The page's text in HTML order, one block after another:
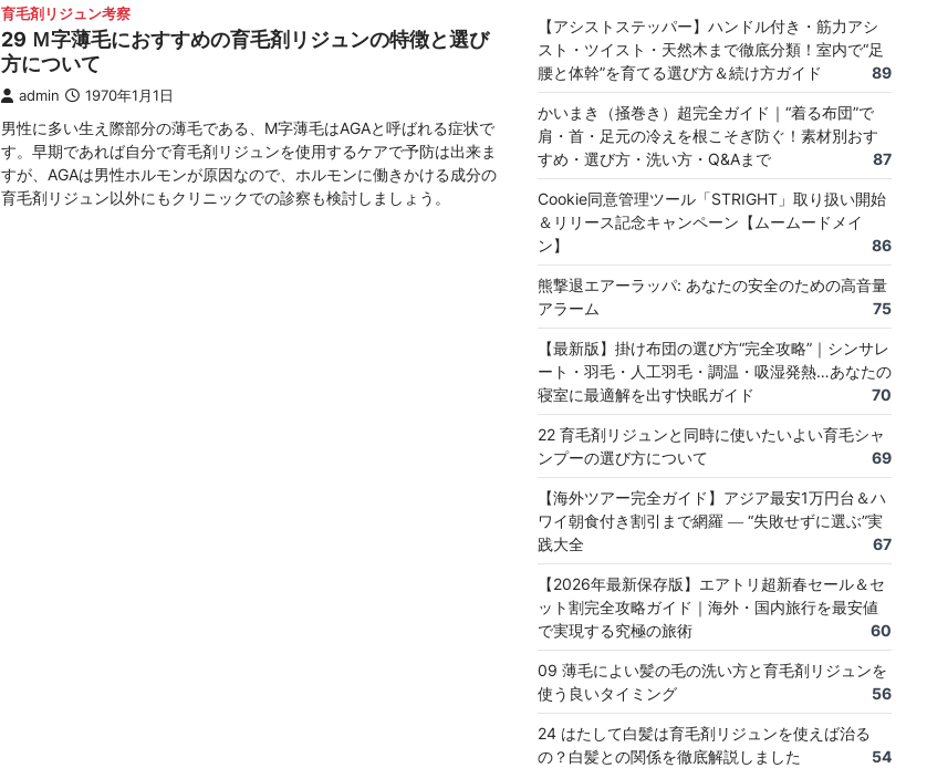
育毛剤リジュン考察
29 Ｍ字薄毛におすすめの育毛剤リジュンの特徴と選び
方について
admin 1970年1月1日
男性に多い生え際部分の薄毛である、M字薄毛はAGAと呼ばれる症状で
す。早期であれば自分で育毛剤リジュンを使用するケアで予防は出来ま
すが、AGAは男性ホルモンが原因なので、ホルモンに働きかける成分の
育毛剤リジュン以外にもクリニックでの診察も検討しましょう。
【アシストステッパー】ハンドル付き・筋力アシ
スト・ツイスト・天然木まで徹底分類！室内で“足
腰と体幹”を育てる選び方＆続け方ガイド
89
かいまき（掻巻き）超完全ガイド｜“着る布団”で
肩・首・足元の冷えを根こそぎ防ぐ！素材別おす
すめ・選び方・洗い方・Q&Aまで
87
Cookie同意管理ツール「STRIGHT」取り扱い開始
＆リリース記念キャンペーン【ムームードメイ
ン】
86
熊撃退エアーラッパ: あなたの安全のための高音量
アラーム
75
【最新版】掛け布団の選び方“完全攻略”｜シンサレ
ート・羽毛・人工羽毛・調温・吸湿発熱…あなたの
寝室に最適解を出す快眠ガイド
70
22 育毛剤リジュンと同時に使いたいよい育毛シャ
ンプーの選び方について
69
【海外ツアー完全ガイド】アジア最安1万円台＆ハ
ワイ朝食付き割引まで網羅 ― “失敗せずに選ぶ”実
践大全
67
【2026年最新保存版】エアトリ超新春セール＆セ
ット割完全攻略ガイド｜海外・国内旅行を最安値
で実現する究極の旅術
60
09 薄毛によい髪の毛の洗い方と育毛剤リジュンを
使う良いタイミング
56
24 はたして白髪は育毛剤リジュンを使えば治る
の？白髪との関係を徹底解説しました
54